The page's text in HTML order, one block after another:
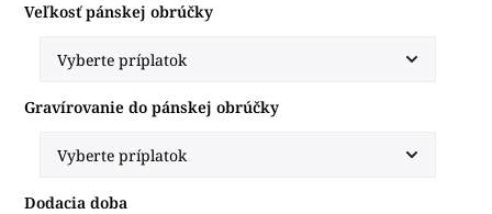
Veľkosť pánskej obrúčky
Gravírovanie do pánskej obrúčky
Dodacia doba